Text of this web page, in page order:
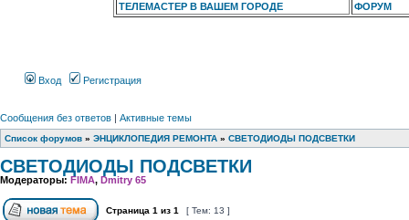
ТЕЛЕМАСТЕР В ВАШЕМ ГОРОДЕ
ФОРУМ
Вход Регистрация
Сообщения без ответов | Активные темы
Список форумов » ЭНЦИКЛОПЕДИЯ РЕМОНТА » СВЕТОДИОДЫ ПОДСВЕТКИ
СВЕТОДИОДЫ ПОДСВЕТКИ
Модераторы: FIMA, Dmitry 65
Страница 1 из 1 [ Тем: 13 ]